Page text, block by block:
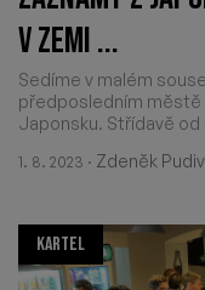
V ZEMI ...
Sedíme v malém
předposledním městě
Japonsku. Střídavě od
1. 8. 2023 · Zdeněk
KARTEL